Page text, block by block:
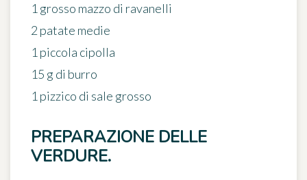
1 grosso mazzo di ravanelli
2 patate medie
1 piccola cipolla
15 g di burro
1 pizzico di sale grosso
PREPARAZIONE DELLE
VERDURE.